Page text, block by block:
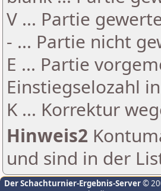
V ... Partie
- ... Partie nicht
E ... Partie
Einstiegselozahl
K ... Korrektur
Hinweis2
und sind in der
Der Schachturnier-Ergebnis-Server©